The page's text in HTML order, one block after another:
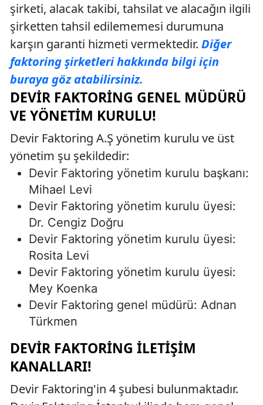
şirketi, alacak takibi, tahsilat ve alacağın ilgili
şirketten tahsil edilememesi durumuna
karşın garanti hizmeti vermektedir. Diğer
faktoring şirketleri hakkında bilgi için
buraya göz atabilirsiniz.
DEVIR FAKTORING GENEL MÜDÜRÜ
VE YÖNETIM KURULU!
Devir Faktoring A.Ş yönetim kurulu ve üst
yönetim şu şekildedir:
Devir Faktoring yönetim kurulu başkanı:
Mihael Levi
Devir Faktoring yönetim kurulu üyesi:
Dr. Cengiz Doğru
Devir Faktoring yönetim kurulu üyesi:
Rosita Levi
Devir Faktoring yönetim kurulu üyesi:
Mey Koenka
Devir Faktoring genel müdürü: Adnan
Türkmen
DEVIR FAKTORING İLETIŞIM
KANALLARI!
Devir Faktoring'in 4 şubesi bulunmaktadır.